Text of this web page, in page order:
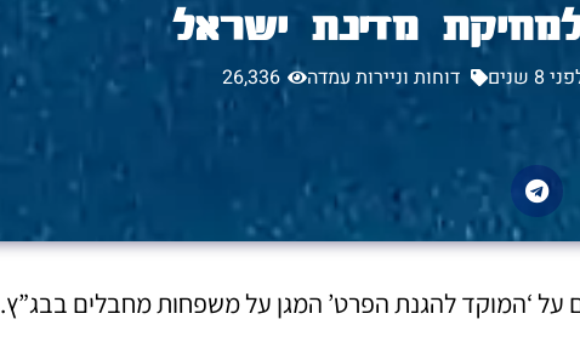
מדינת ישראל
8 שנים דוחות וניירות עמדה 26,336
על ‘המוקד להגנת הפרט’ המגן על משפחות מחבלים בבג”ץ.